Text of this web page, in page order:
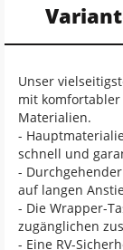
Unser
mit
Materialien.
-
schnell und
-
auf langen
- Die Wrapper-
zugänglichen
- Eine RV-